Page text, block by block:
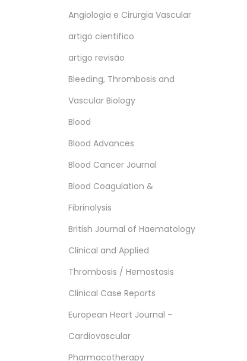
Angiologia e Cirurgia Vascular
artigo cientifico
artigo revisão
Bleeding, Thrombosis and
Vascular Biology
Blood
Blood Advances
Blood Cancer Journal
Blood Coagulation &
Fibrinolysis
British Journal of Haematology
Clinical and Applied
Thrombosis / Hemostasis
Clinical Case Reports
European Heart Journal –
Cardiovascular
Pharmacotherapy